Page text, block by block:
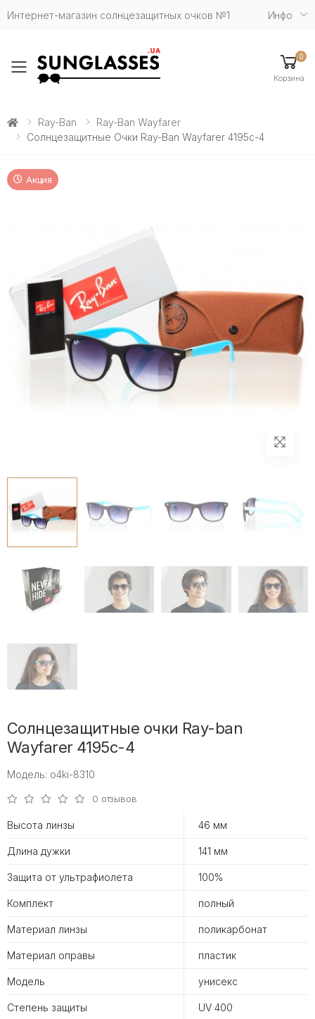
Интернет-магазин солнцезащитных очков №1 Инфо
Toggle mobile menu
0
Корзина
Ray-Ban
Ray-Ban Wayfarer
Солнцезащитные Очки Ray-Ban Wayfarer 4195c-4
Акция
Солнцезащитные очки Ray-ban
Wayfarer 4195c-4
Модель: o4ki-8310
0 отзывов
Высота линзы 46 мм
Длина дужки 141 мм
Защита от ультрафиолета 100%
Комплект полный
Материал линзы поликарбонат
Материал оправы пластик
Модель унисекс
Степень защиты UV 400